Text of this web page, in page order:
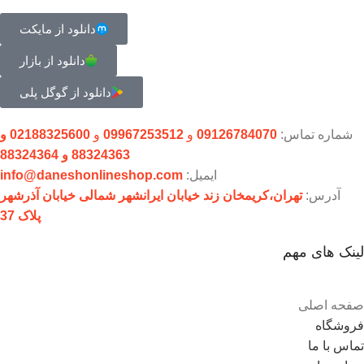
دانلود از مایکت
دانلود از بازار
دانلود از گوگل پلی
شماره تماس: 09126784070 و 09967253512 و
02188325600 و
88324363 و 88324364
ایمیل: info@daneshonlineshop.com
آدرس:تهران،‌کریمخان زند خیابان ایرانشهر شمالی خیابان آذرشهر
پلاک 37
لینک های مهم
صفحه اصلی
فروشگاه
تماس با ما